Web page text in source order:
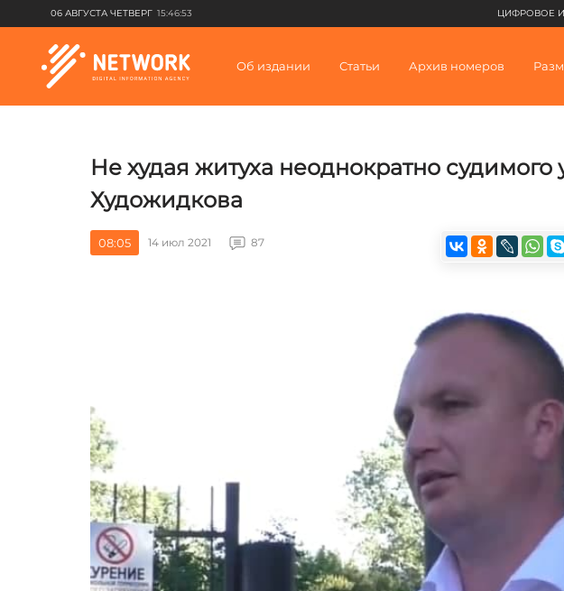
06 АВГУСТА ЧЕТВЕРГ 15:46:53 ЦИФРОВОЕ
Об издании Статьи Архив номеров
Не худая житуха неоднократно судимого
Художидкова
08:05 14 июл 2021 87